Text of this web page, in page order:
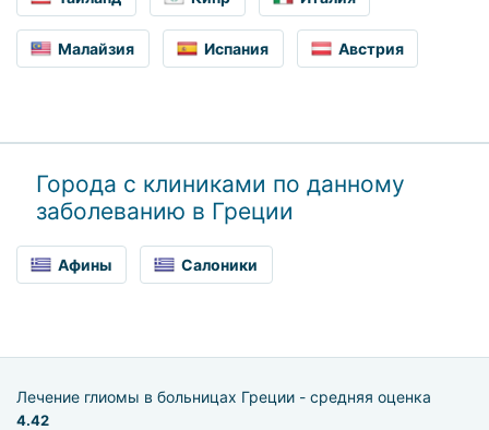
Малайзия Испания Австрия
Города с клиниками по данному
заболеванию в Греции
Афины Салоники
Лечение глиомы в больницах Греции - средняя оценка
4.42